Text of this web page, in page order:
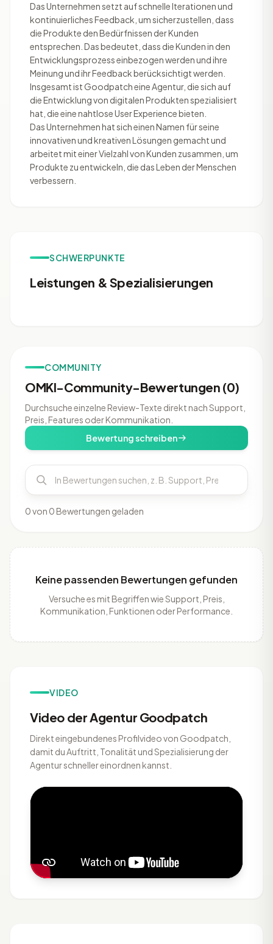
Das Unternehmen setzt auf schnelle Iterationen und
kontinuierliches Feedback, um sicherzustellen, dass
die Produkte den Bedürfnissen der Kunden
entsprechen. Das bedeutet, dass die Kunden in den
Entwicklungsprozess einbezogen werden und ihre
Meinung und ihr Feedback berücksichtigt werden.
Insgesamt ist Goodpatch eine Agentur, die sich auf
die Entwicklung von digitalen Produkten spezialisiert
hat, die eine nahtlose User Experience bieten.
Das Unternehmen hat sich einen Namen für seine
innovativen und kreativen Lösungen gemacht und
arbeitet mit einer Vielzahl von Kunden zusammen, um
Produkte zu entwickeln, die das Leben der Menschen
verbessern.
SCHWERPUNKTE
Leistungen & Spezialisierungen
COMMUNITY
OMKI-Community-Bewertungen (0)
Durchsuche einzelne Review-Texte direkt nach Support,
Preis, Features oder Kommunikation.
Bewertung schreiben
0 von 0 Bewertungen geladen
Keine passenden Bewertungen gefunden
Versuche es mit Begriffen wie Support, Preis,
Kommunikation, Funktionen oder Performance.
VIDEO
Video der Agentur Goodpatch
Direkt eingebundenes Profilvideo von Goodpatch,
damit du Auftritt, Tonalität und Spezialisierung der
Agentur schneller einordnen kannst.